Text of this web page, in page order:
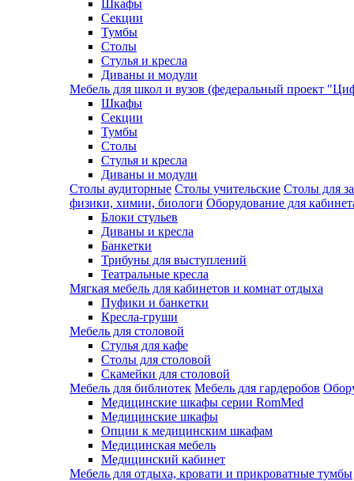
Шкафы
Секции
Тумбы
Столы
Стулья и кресла
Диваны и модули
Мебель для школ и вузов (федеральный проект
Шкафы
Секции
Тумбы
Столы
Стулья и кресла
Диваны и модули
Столы аудиторные Столы учительские Столы для
физики, химии, биологи Оборудование для
Блоки стульев
Диваны и кресла
Банкетки
Трибуны для выступлений
Театральные кресла
Мягкая мебель для кабинетов и комнат отдыха
Пуфики и банкетки
Кресла-груши
Мебель для столовой
Cтулья для кафе
Cтолы для столовой
Скамейки для столовой
Мебель для библиотек Мебель для гардеробов
Медицинские шкафы серии RomMed
Медицинские шкафы
Опции к медицинским шкафам
Медицинская мебель
Медицинский кабинет
Мебель для отдыха, кровати и прикроватные тумбы